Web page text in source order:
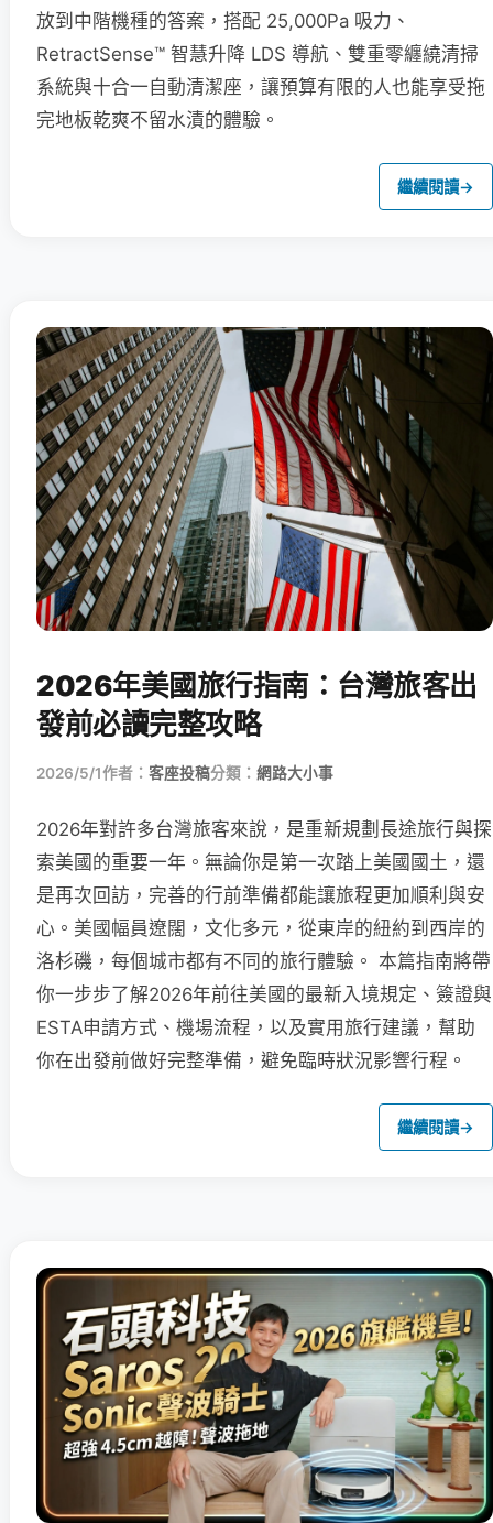
放到中階機種的答案，搭配 25,000Pa 吸力、
RetractSense™ 智慧升降 LDS 導航、雙重零纏繞清掃
系統與十合一自動清潔座，讓預算有限的人也能享受拖
完地板乾爽不留水漬的體驗。
繼續閱讀→
2026年美國旅行指南：台灣旅客出
發前必讀完整攻略
2026/5/1作者： 客座投稿分類： 網路大小事
2026年對許多台灣旅客來說，是重新規劃長途旅行與探
索美國的重要一年。無論你是第一次踏上美國國土，還
是再次回訪，完善的行前準備都能讓旅程更加順利與安
心。美國幅員遼闊，文化多元，從東岸的紐約到西岸的
洛杉磯，每個城市都有不同的旅行體驗。 本篇指南將帶
你一步步了解2026年前往美國的最新入境規定、簽證與
ESTA申請方式、機場流程，以及實用旅行建議，幫助
你在出發前做好完整準備，避免臨時狀況影響行程。
繼續閱讀→